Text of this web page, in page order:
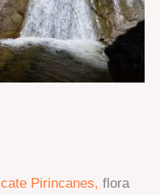
Pirincanes, flora